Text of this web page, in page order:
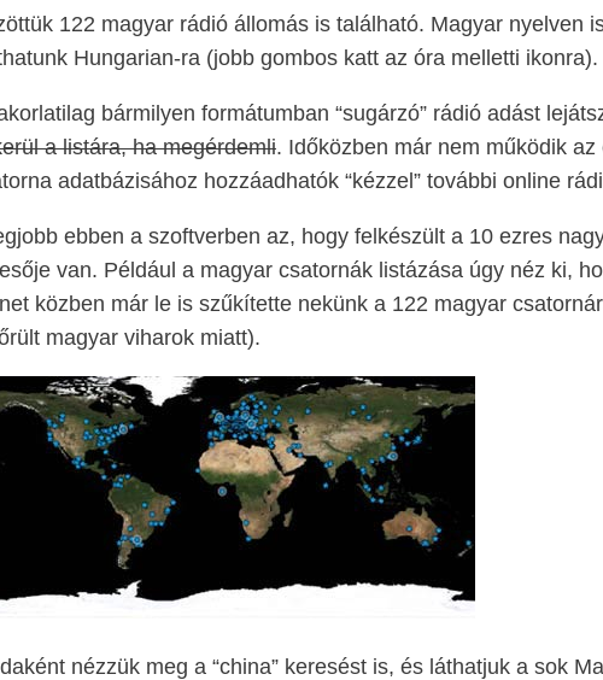
122 magyar rádió állomás is található. Magyar nyelven
Hungarian-ra (jobb gombos katt az óra melletti ikonra).
bármilyen formátumban “sugárzó” rádió adást
a listára, ha megérdemli. Időközben már nem működik
adatbázisához hozzáadhatók “kézzel” további online
ebben a szoftverben az, hogy felkészült a 10 ezres
van. Például a magyar csatornák listázása úgy néz ki,
közben már le is szűkítette nekünk a 122 magyar
magyar viharok miatt).
nézzük meg a “china” keresést is, és láthatjuk a sok